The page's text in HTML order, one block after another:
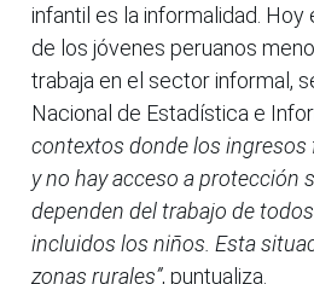
infantil es la informalidad. Hoy
de los jóvenes peruanos
trabaja en el sector informal,
Nacional de Estadística e
contextos donde los ingresos
y no hay acceso a protección
dependen del trabajo de
incluidos los niños. Esta
zonas rurales”, puntualiza.